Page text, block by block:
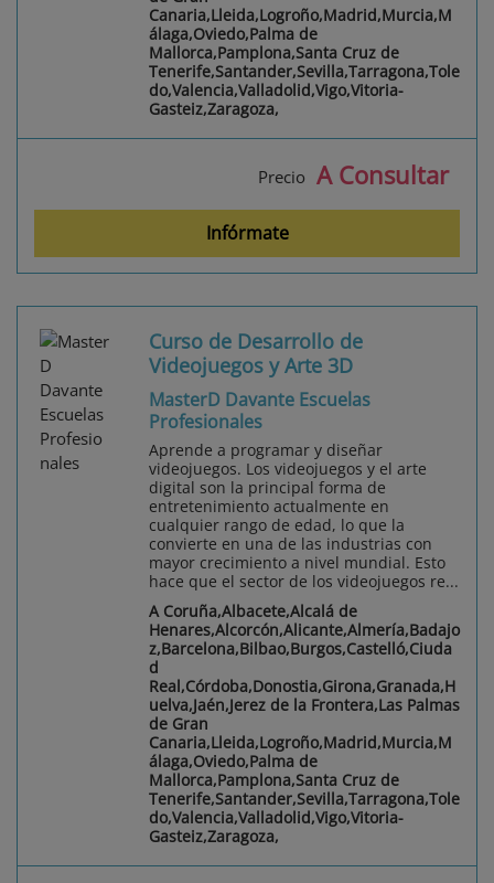
Canaria,Lleida,Logroño,Madrid,Murcia,M
álaga,Oviedo,Palma de
Mallorca,Pamplona,Santa Cruz de
Tenerife,Santander,Sevilla,Tarragona,Tole
do,Valencia,Valladolid,Vigo,Vitoria-
Gasteiz,Zaragoza,
Precio A Consultar
Infórmate
Curso de Desarrollo de
Videojuegos y Arte 3D
MasterD Davante Escuelas
Profesionales
Aprende a programar y diseñar
videojuegos. Los videojuegos y el arte
digital son la principal forma de
entretenimiento actualmente en
cualquier rango de edad, lo que la
convierte en una de las industrias con
mayor crecimiento a nivel mundial. Esto
hace que el sector de los videojuegos re...
A Coruña,Albacete,Alcalá de
Henares,Alcorcón,Alicante,Almería,Badajo
z,Barcelona,Bilbao,Burgos,Castelló,Ciuda
d
Real,Córdoba,Donostia,Girona,Granada,H
uelva,Jaén,Jerez de la Frontera,Las Palmas
de Gran
Canaria,Lleida,Logroño,Madrid,Murcia,M
álaga,Oviedo,Palma de
Mallorca,Pamplona,Santa Cruz de
Tenerife,Santander,Sevilla,Tarragona,Tole
do,Valencia,Valladolid,Vigo,Vitoria-
Gasteiz,Zaragoza,